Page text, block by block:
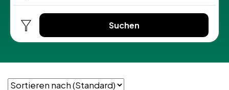
Suchen